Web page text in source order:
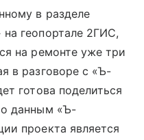
в разделе
геопортале 2ГИС,
на ремонте уже три
в разговоре с «Ъ-
готова поделиться
данным «Ъ-
проекта является